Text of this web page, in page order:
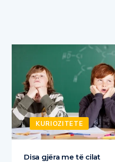
KURIOZITETE
Disa gjëra me të cilat